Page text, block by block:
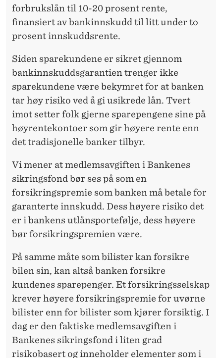
forbrukslån til 10-20 prosent rente,
finansiert av bankinnskudd til litt under to
prosent innskuddsrente.
Siden sparekundene er sikret gjennom
bankinnskuddsgarantien trenger ikke
sparekundene være bekymret for at banken
tar høy risiko ved å gi usikrede lån. Tvert
imot setter folk gjerne sparepengene sine på
høyrentekontoer som gir høyere rente enn
det tradisjonelle banker tilbyr.
Vi mener at medlemsavgiften i Bankenes
sikringsfond bør ses på som en
forsikringspremie som banken må betale for
garanterte innskudd. Dess høyere risiko det
er i bankens utlånsportefølje, dess høyere
bør forsikringspremien være.
På samme måte som bilister kan forsikre
bilen sin, kan altså banken forsikre
kundenes sparepenger. Et forsikringsselskap
krever høyere forsikringspremie for uvørne
bilister enn for bilister som kjører forsiktig. I
dag er den faktiske medlems­avgiften i
Bankenes sikringsfond i liten grad
risikobasert og inneholder elementer som i